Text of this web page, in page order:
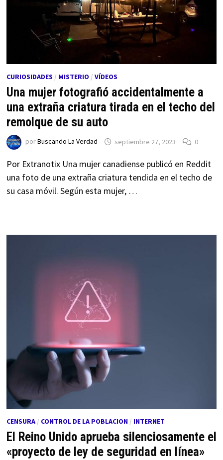
CURIOSIDADES / MISTERIO / VÍDEOS
Una mujer fotografió accidentalmente a
una extraña criatura tirada en el techo del
remolque de su auto
porBuscando La Verdad septiembre 27, 2023 0
Por Extranotix Una mujer canadiense publicó en Reddit
una foto de una extraña criatura tendida en el techo de
su casa móvil. Según esta mujer, …
CENSURA/ CONTROL DE LA POBLACION/ INTERNET
El Reino Unido aprueba silenciosamente el
«proyecto de ley de seguridad en línea»